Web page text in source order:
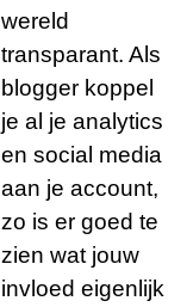
wereld
transparant. Als
blogger koppel
je al je analytics
en social media
aan je account,
zo is er goed te
zien wat jouw
invloed eigenlijk